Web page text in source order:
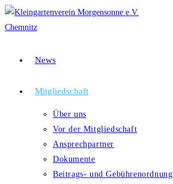
News
Mitgliedschaft
Über uns
Vor der Mitgliedschaft
Ansprechpartner
Dokumente
Beitrags- und Gebührenordnung